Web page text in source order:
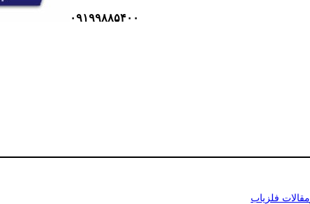
۰۹۱۹۹۸۸۵۴۰۰
مقالات فلزیاب